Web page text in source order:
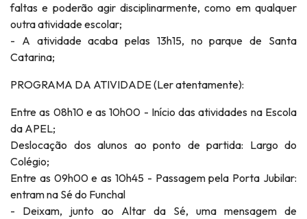
faltas e poderão agir disciplinarmente, como em qualquer
outra atividade escolar;
- A atividade acaba pelas 13h15, no parque de Santa
Catarina;
PROGRAMA DA ATIVIDADE (Ler atentamente):
Entre as 08h10 e as 10h00 - Início das atividades na Escola
da APEL;
Deslocação dos alunos ao ponto de partida: Largo do
Colégio;
Entre as 09h00 e as 10h45 - Passagem pela Porta Jubilar:
entram na Sé do Funchal
- Deixam, junto ao Altar da Sé, uma mensagem de